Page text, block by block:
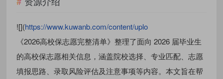
![](https://www.kuwanb.com/content/uplo
《2026高校保志愿完整清单》整理了面向 2026 届毕业生
的高校保志愿相关信息，涵盖院校选择、专业匹配、志愿
填报思路、录取风险评估及注意事项等内容。本文旨在帮